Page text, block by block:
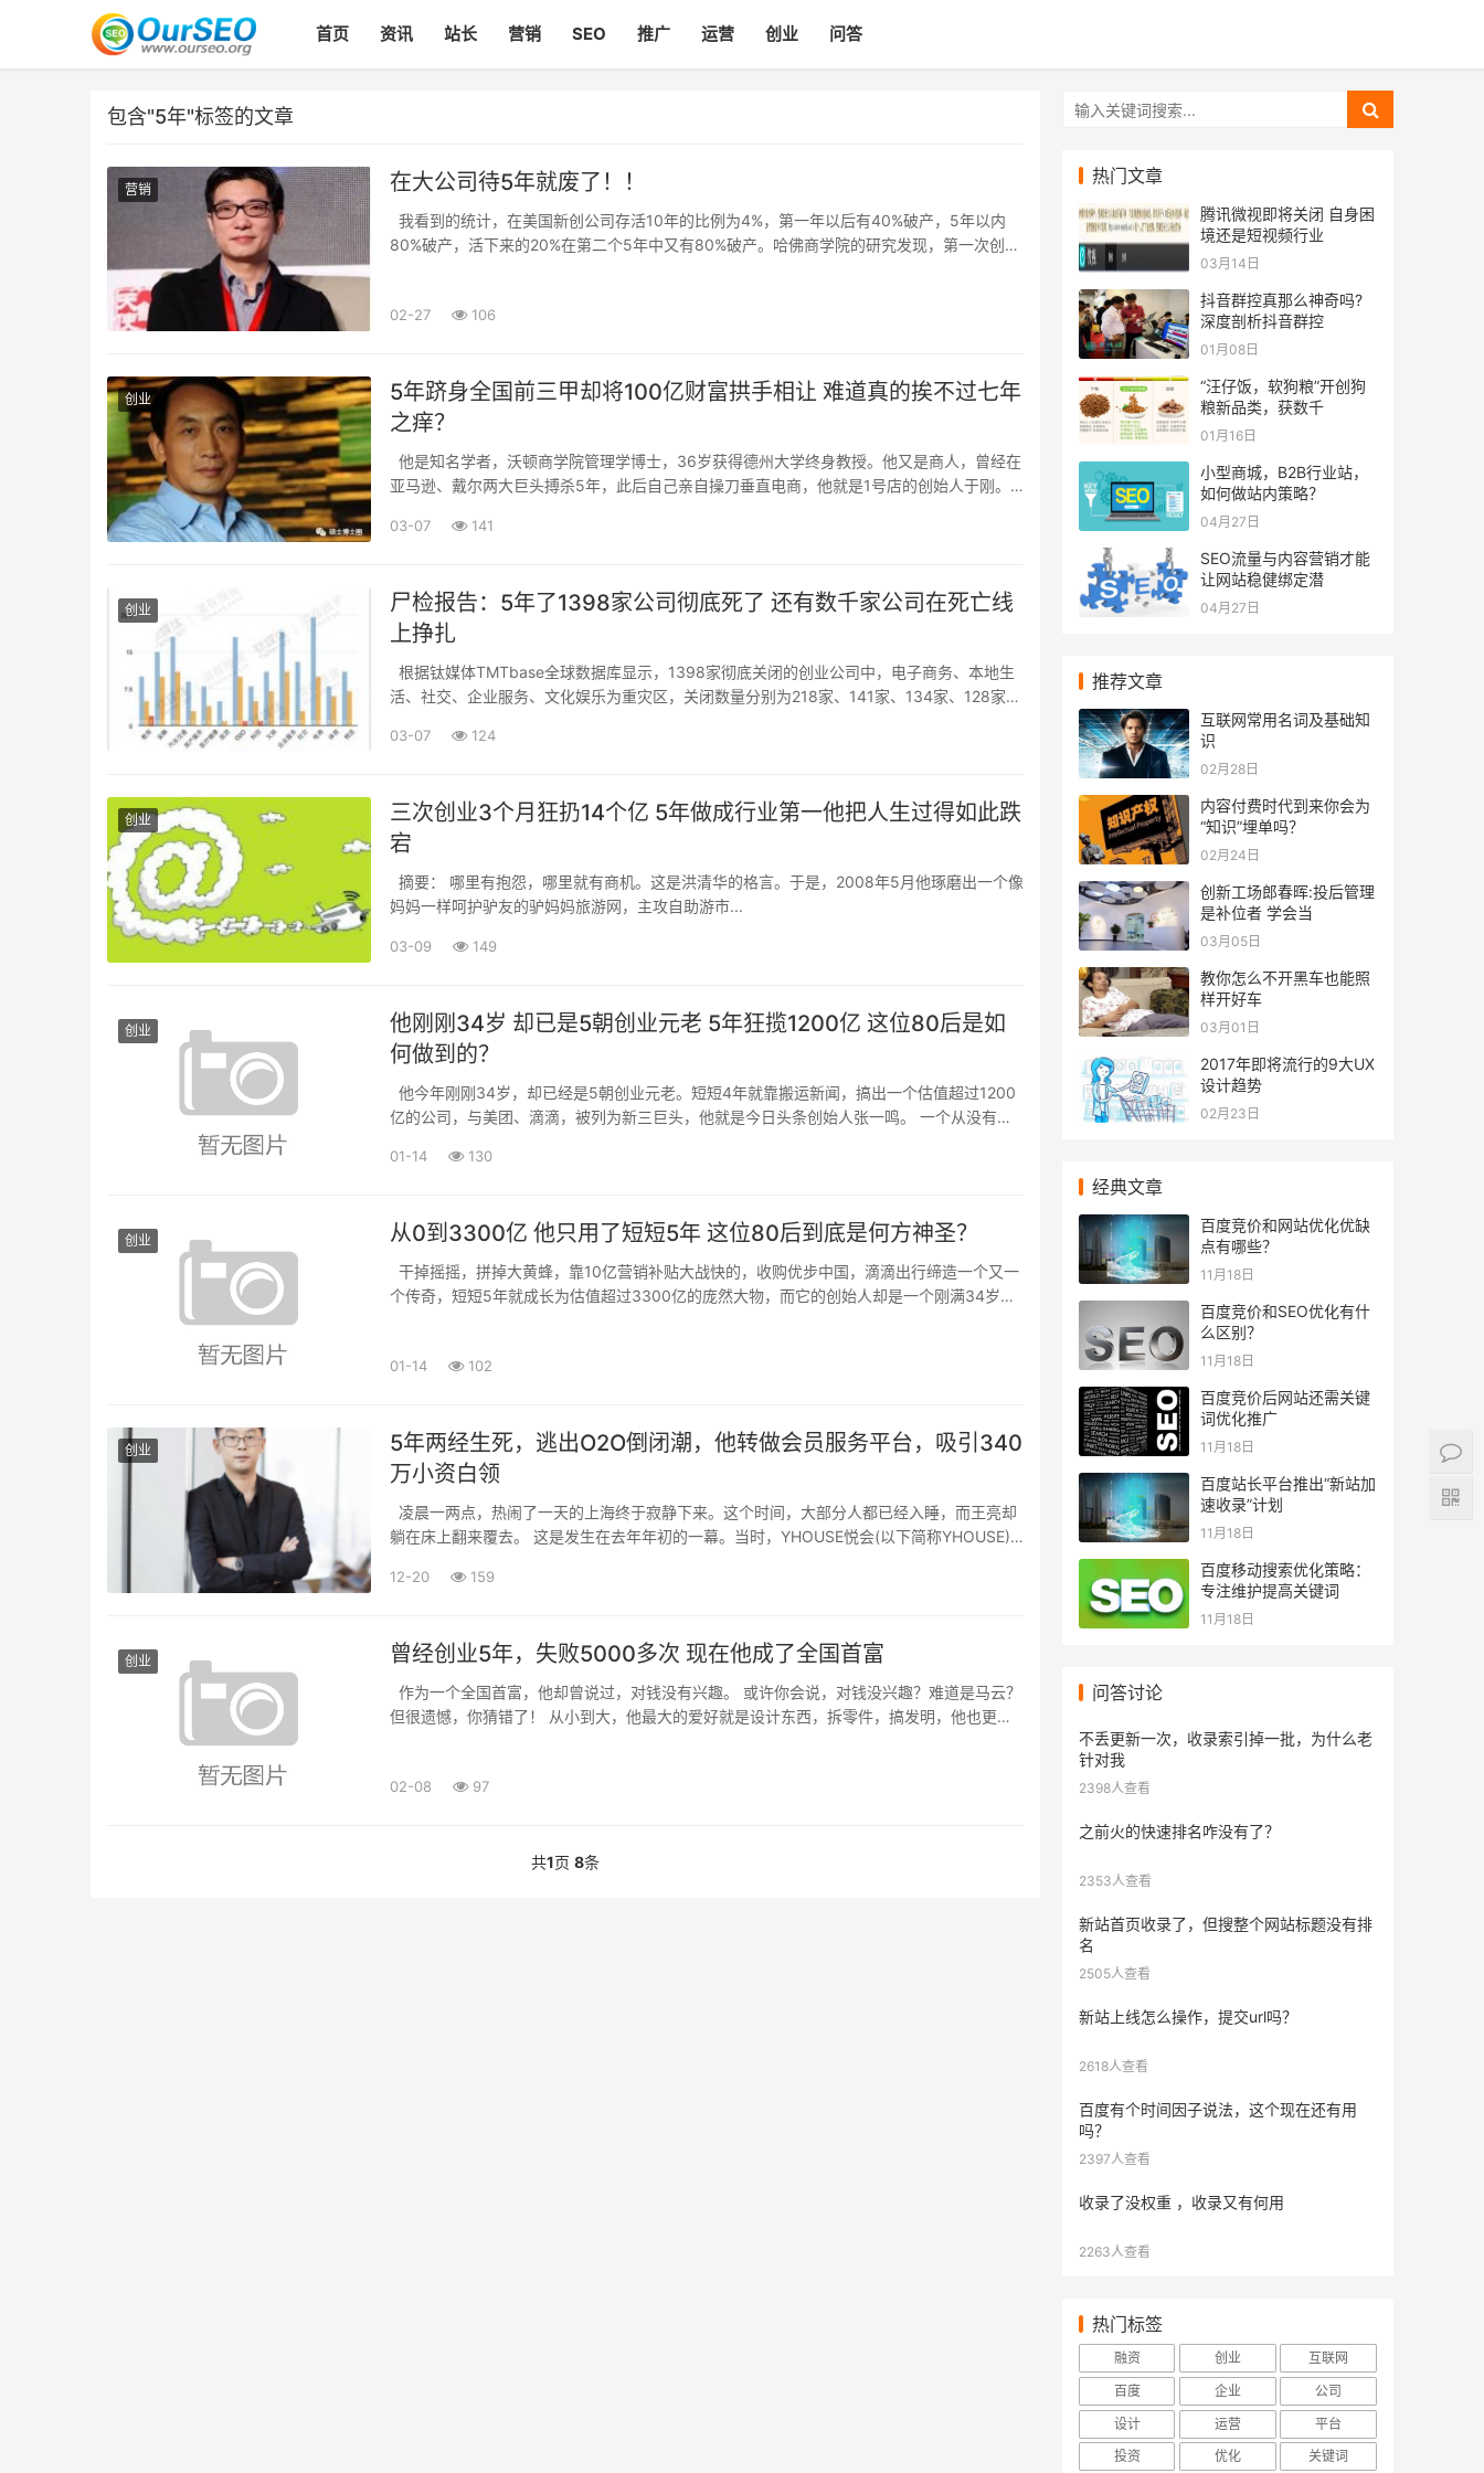
首页 资讯 站长 营销 SEO 推广 运营 创业 问答
包含"5年"标签的文章
营销 在大公司待5年就废了！！
我看到的统计，在美国新创公司存活10年的比例为4%，第一年以后有40%破产，5年以内
80%破产，活下来的20%在第二个5年中又有80%破产。哈佛商学院的研究发现，第一次创业
02-27 106
创业
5年跻身全国前三甲却将100亿财富拱手相让 难道真的挨不过七年
之痒？
他是知名学者，沃顿商学院管理学博士，36岁获得德州大学终身教授。他又是商人，曾经在
亚马逊、戴尔两大巨头搏杀5年，此后自己亲自操刀垂直电商，他就是1号店的创始人于刚。
03-07 141
创业
尸检报告：5年了1398家公司彻底死了 还有数千家公司在死亡线
上挣扎
根据钛媒体TMTbase全球数据库显示，1398家彻底关闭的创业公司中，电子商务、本地生
活、社交、企业服务、文化娱乐为重灾区，关闭数量分别为218家、141家、134家、128家、
和...
03-07 124
创业
三次创业3个月狂扔14个亿 5年做成行业第一他把人生过得如此跌
宕
摘要： 哪里有抱怨，哪里就有商机。这是洪清华的格言。于是，2008年5月他琢磨出一个像
妈妈一样呵护驴友的驴妈妈旅游网，主攻自助游市...
03-09 149
创业
他刚刚34岁 却已是5朝创业元老 5年狂揽1200亿 这位80后是如
何做到的？
他今年刚刚34岁，却已经是5朝创业元老。短短4年就靠搬运新闻，搞出一个估值超过1200
亿的公司，与美团、滴滴，被列为新三巨头，他就是今日头条创始人张一鸣。 一个从没有任
01-14 130
创业 从0到3300亿 他只用了短短5年 这位80后到底是何方神圣？
干掉摇摇，拼掉大黄蜂，靠10亿营销补贴大战快的，收购优步中国，滴滴出行缔造一个又一
个传奇，短短5年就成长为估值超过3300亿的庞然大物，而它的创始人却是一个刚满34岁的
01-14 102
创业
5年两经生死，逃出O2O倒闭潮，他转做会员服务平台，吸引340
万小资白领
凌晨一两点，热闹了一天的上海终于寂静下来。这个时间，大部分人都已经入睡，而王亮却
躺在床上翻来覆去。 这是发生在去年年初的一幕。当时，YHOUSE悦会(以下简称YHOUSE)
去;...
12-20 159
创业 曾经创业5年，失败5000多次 现在他成了全国首富
作为一个全国首富，他却曾说过，对钱没有兴趣。 或许你会说，对钱没兴趣？难道是马云？
但很遗憾，你猜错了！ 从小到大，他最大的爱好就是设计东西，拆零件，搞发明，他也更愿
02-08 97
共1页 8条
热门文章
腾讯微视即将关闭 自身困
境还是短视频行业
03月14日
抖音群控真那么神奇吗?
深度剖析抖音群控
01月08日
“汪仔饭，软狗粮”开创狗
粮新品类，获数千
01月16日
小型商城，B2B行业站，
如何做站内策略？
04月27日
SEO流量与内容营销才能
让网站稳健绑定潜
04月27日
推荐文章
互联网常用名词及基础知
识
02月28日
内容付费时代到来你会为
“知识”埋单吗？
02月24日
创新工场郎春晖:投后管理
是补位者 学会当
03月05日
教你怎么不开黑车也能照
样开好车
03月01日
2017年即将流行的9大UX
设计趋势
02月23日
经典文章
百度竞价和网站优化优缺
点有哪些？
11月18日
百度竞价和SEO优化有什
么区别？
11月18日
百度竞价后网站还需关键
词优化推广
11月18日
百度站长平台推出“新站加
速收录”计划
11月18日
百度移动搜索优化策略：
专注维护提高关键词
11月18日
问答讨论
不丢更新一次，收录索引掉一批，为什么老
针对我
2398人查看
之前火的快速排名咋没有了？
2353人查看
新站首页收录了，但搜整个网站标题没有排
名
2505人查看
新站上线怎么操作，提交url吗？
2618人查看
百度有个时间因子说法，这个现在还有用
吗？
2397人查看
收录了没权重 ，收录又有何用
2263人查看
热门标签
融资 创业
互联网
百度
企业
公司
设计
运营
平台
投资
优化 关键词